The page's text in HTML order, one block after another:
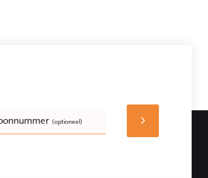
(optioneel)